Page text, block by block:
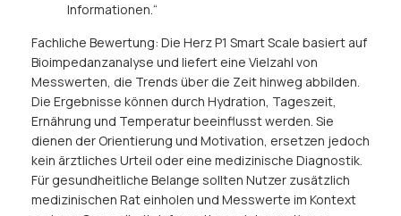
Informationen.“
Fachliche Bewertung: Die Herz P1 Smart Scale basiert auf
Bioimpedanzanalyse und liefert eine Vielzahl von
Messwerten, die Trends über die Zeit hinweg abbilden.
Die Ergebnisse können durch Hydration, Tageszeit,
Ernährung und Temperatur beeinflusst werden. Sie
dienen der Orientierung und Motivation, ersetzen jedoch
kein ärztliches Urteil oder eine medizinische Diagnostik.
Für gesundheitliche Belange sollten Nutzer zusätzlich
medizinischen Rat einholen und Messwerte im Kontext